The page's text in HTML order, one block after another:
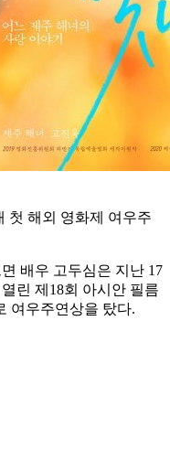
첫 해외 영화제 여우주
배우 고두심은 지난 17
린 제18회 아시안 필름
여우주연상을 탔다.